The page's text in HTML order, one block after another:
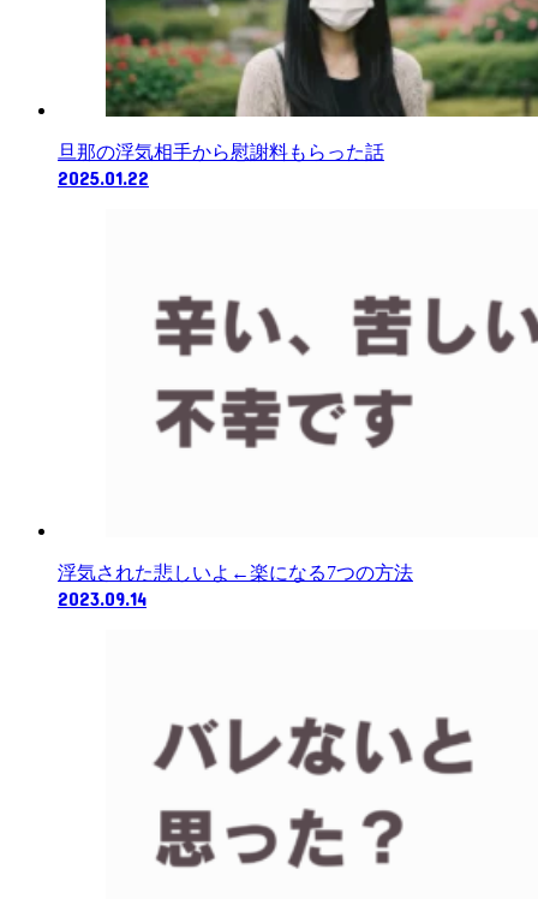
旦那の浮気相手から慰謝料もらった話
2025.01.22
浮気された悲しいよ←楽になる7つの方法
2023.09.14